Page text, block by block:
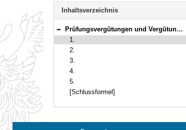
BAYERN.RECHT
letzten
Navigation
Inhaltsverzeichnis
Bereich reduzieren
Prüfungsvergütungen und Vergütungen für Aufsichtsführende bei Prüfungen nach der Lehramtsprüfungsordnung I
1.
2.
3.
4.
5.
[Schlussformel]